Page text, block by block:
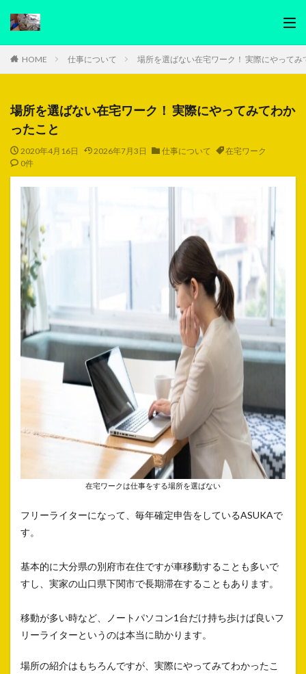
HOME 仕事について 場所を選ばない在宅ワーク！ 実際にやってみ
場所を選ばない在宅ワーク！ 実際にやってみてわか
ったこと
2020年4月16日 2026年7月3日 仕事について
在宅ワーク
0件
在宅ワークは仕事をする場所を選ばない
フリーライターになって、毎年確定申告をしているASUKAで
す。
基本的に大分県の別府市在住ですが車移動することも多いで
すし、実家の山口県下関市で長期滞在することもあります。
移動が多い時など、ノートパソコン1台だけ持ち歩けば良いフ
リーライターというのは本当に助かります。
場所の紹介はもちろんですが、実際にやってみてわかったこ